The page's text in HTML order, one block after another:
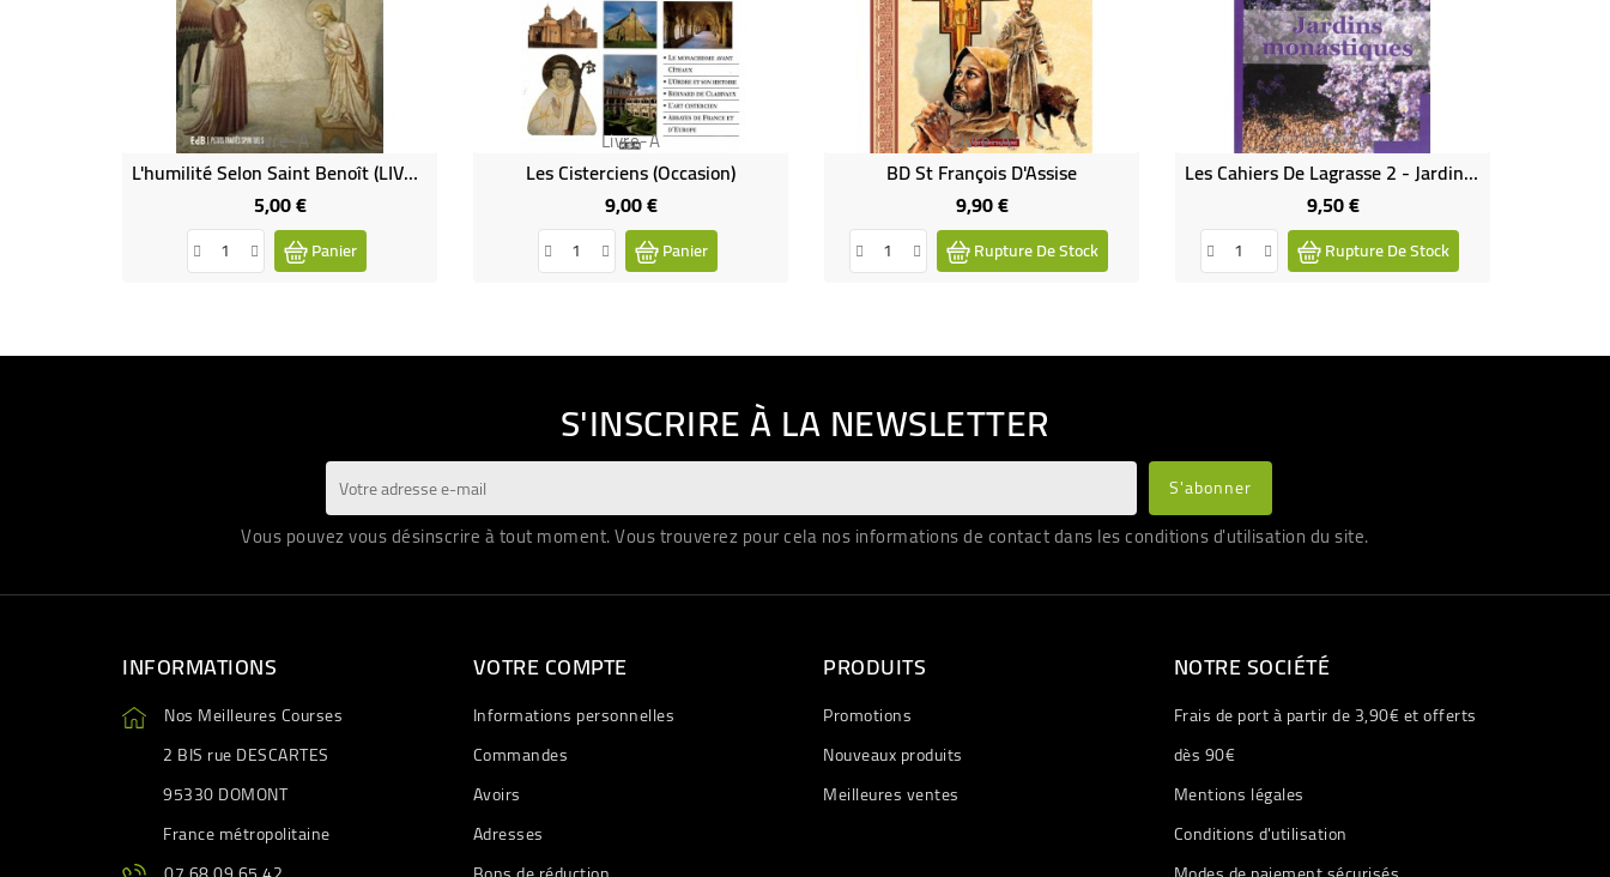
Livre-A
L'humilité Selon Saint Benoît (LIVRE)
5,00 €Prix
Panier
Livre-A
Les Cisterciens (Occasion)
9,00 €Prix
Panier
Livre-A
BD St François D'Assise
9,90 €Prix
Rupture De Stock
Livre-A
Les Cahiers De Lagrasse 2 - Jardins Monastiques
9,50 €Prix
Rupture De Stock
S'INSCRIRE À LA NEWSLETTER
Vous pouvez vous désinscrire à tout moment. Vous trouverez pour cela nos informations de contact dans les conditions d'utilisation du site.
INFORMATIONS
Nos Meilleures Courses
2 BIS rue DESCARTES
95330 DOMONT
France métropolitaine
VOTRE COMPTE
Informations personnelles
Commandes
Avoirs
Adresses
PRODUITS
Promotions
Nouveaux produits
Meilleures ventes
NOTRE SOCIÉTÉ
Frais de port à partir de 3,90€ et offerts
dès 90€
Mentions légales
Conditions d'utilisation